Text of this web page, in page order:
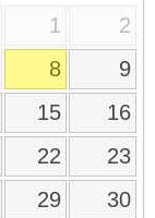
1
2
8
9
15
16
22
23
29
30